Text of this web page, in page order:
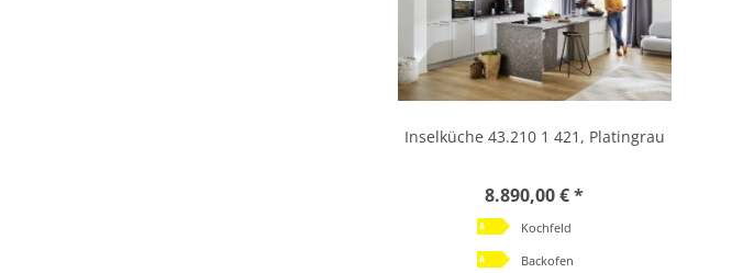
Inselküche 43.210 1 421, Platingrau
8.890,00 € *
Kochfeld
Backofen